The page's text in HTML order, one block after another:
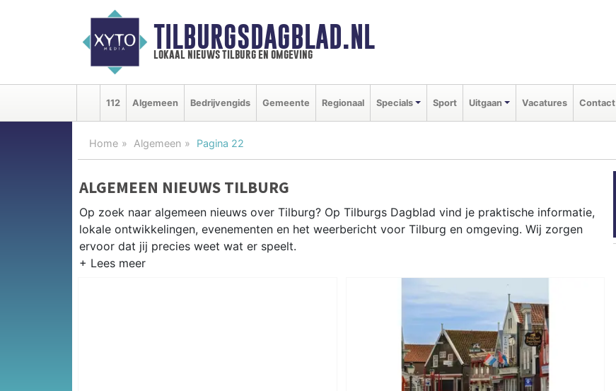
TILBURGSDAGBLAD.NL
lokaal nieuws tilburg en omgeving
112 Algemeen Bedrijvengids Gemeente Regionaal Specials Sport Uitgaan Vacatures Contact
Home Algemeen Pagina 22
ALGEMEEN NIEUWS TILBURG
Op zoek naar algemeen nieuws over Tilburg? Op Tilburgs Dagblad vind je praktische informatie,
lokale ontwikkelingen, evenementen en het weerbericht voor Tilburg en omgeving. Wij zorgen
ervoor dat jij precies weet wat er speelt.
Van werkzaamheden op de A58 en de Spoorzone tot evenementen als Kermis Tilburg en het